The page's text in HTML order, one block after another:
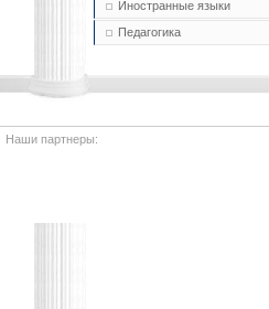
Иностранные языки
Педагогика
Наши партнеры: